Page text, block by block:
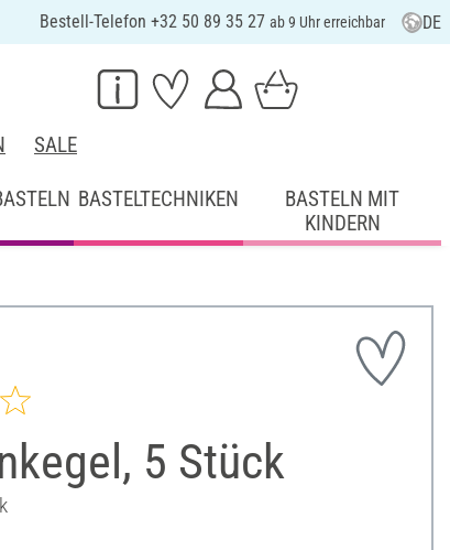
Bestell-Telefon +32 50 89 35 27 ab 9 Uhr erreichbar DE
SALE
BASTELTECHNIKEN
BASTELN MIT
KINDERN
5 Stück